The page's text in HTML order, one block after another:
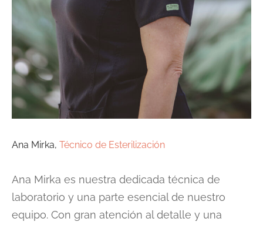
Ana Mirka, Técnico de Esterilización
Ana Mirka es nuestra dedicada técnica de
laboratorio y una parte esencial de nuestro
equipo. Con gran atención al detalle y una